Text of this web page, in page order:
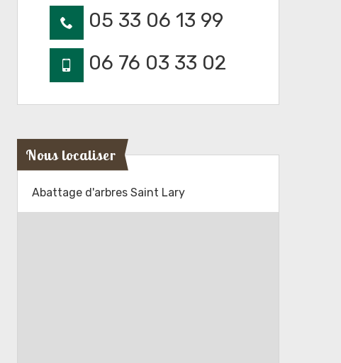
05 33 06 13 99
06 76 03 33 02
Nous localiser
Abattage d'arbres Saint Lary